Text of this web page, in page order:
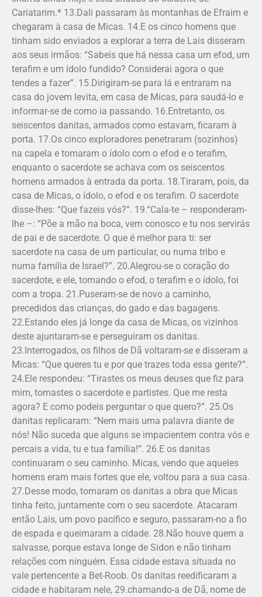
Cariatarim.* 13.Dali passaram às montanhas de Efraim e
chegaram à casa de Micas. 14.E os cinco homens que
tinham sido enviados a explorar a terra de Lais disseram
aos seus irmãos: “Sabeis que há nessa casa um efod, um
terafim e um ídolo fundido? Considerai agora o que
tendes a fazer”. 15.Dirigiram-se para lá e entraram na
casa do jovem levita, em casa de Micas, para saudá-lo e
informar-se de como ia passando. 16.Entretanto, os
seiscentos danitas, armados como estavam, ficaram à
porta. 17.Os cinco exploradores penetraram (sozinhos)
na capela e tomaram o ídolo com o efod e o terafim,
enquanto o sacerdote se achava com os seiscentos
homens armados à entrada da porta. 18.Tiraram, pois, da
casa de Micas, o ídolo, o efod e os terafim. O sacerdote
disse-lhes: “Que fazeis vós?”. 19.“Cala-te – responderam-
lhe –: “Põe a mão na boca, vem conos­co e tu nos servirás
de pai e de sacerdote. O que é melhor para ti: ser
sacerdote na casa de um particular, ou numa tribo e
numa família de Israel?”. 20.Alegrou-se o coração do
sacerdote, e ele, tomando o efod, o terafim e o ídolo, foi
com a tropa. 21.Puseram-se de novo a caminho,
precedidos das crianças, do gado e das bagagens.
22.Estando eles já longe da casa de Micas, os vizinhos
deste ajuntaram-se e perseguiram os danitas.
23.Interrogados, os filhos de Dã voltaram-se e disseram a
Micas: “Que queres tu e por que trazes toda essa gente?”.
24.Ele respondeu: “Tirastes os meus deuses que fiz para
mim, tomastes o sacerdote e partis­tes. Que me resta
agora? E como podeis perguntar o que quero?”. 25.Os
danitas replicaram: “Nem mais uma palavra diante de
nós! Não suceda que alguns se impacientem contra vós e
percais a vida, tu e tua família!”. 26.E os danitas
continuaram o seu caminho. Micas, vendo que aqueles
homens eram mais fortes que ele, voltou para a sua casa.
27.Desse modo, tomaram os danitas a obra que Micas
tinha feito, juntamente com o seu sacerdote. Atacaram
então Lais, um povo pacífico e seguro, passaram-no a fio
de espada e queimaram a cidade. 28.Não houve quem a
salvasse, porque estava longe de Sidon e não tinham
relações com ninguém. Essa cidade estava situada no
vale pertencente a Bet-Roob. Os danitas reedificaram a
cidade e habitaram nele, 29.chamando-a de Dã, nome de